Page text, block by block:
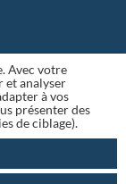
Avec votre
et analyser
à vos
présenter des
de ciblage).